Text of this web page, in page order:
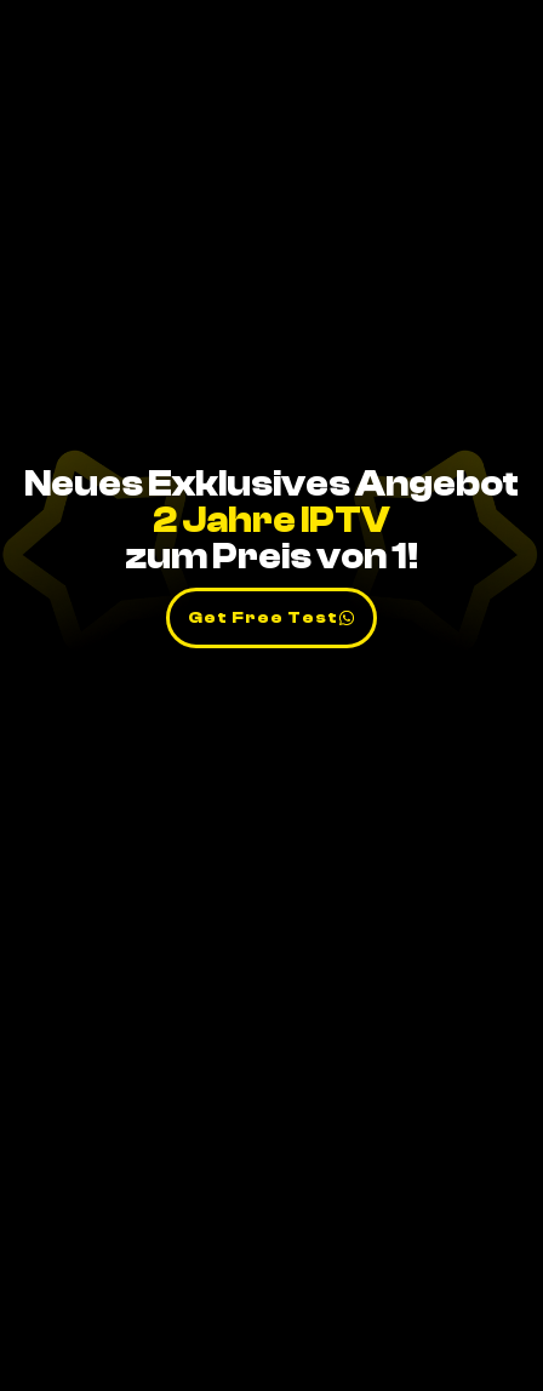
Neues Exklusives Angebot
2 Jahre IPTV
zum Preis von 1!
Get Free Test